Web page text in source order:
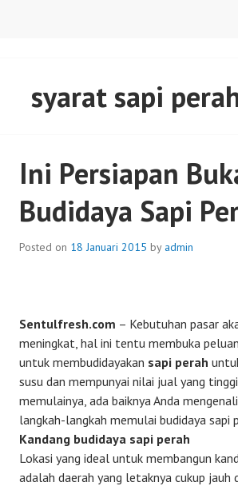
syarat sapi
Ini Persiapan
Budidaya Sapi
Posted on 18 Januari 2015 by admin
Sentulfresh.com – Kebutuhan pasar
meningkat, hal ini tentu membuka
untuk membudidayakan sapi perah
susu dan mempunyai nilai jual yang
memulainya, ada baiknya Anda
langkah-langkah memulai budidaya sapi
Kandang budidaya sapi perah
Lokasi yang ideal untuk membangun
adalah daerah yang letaknya cukup jauh